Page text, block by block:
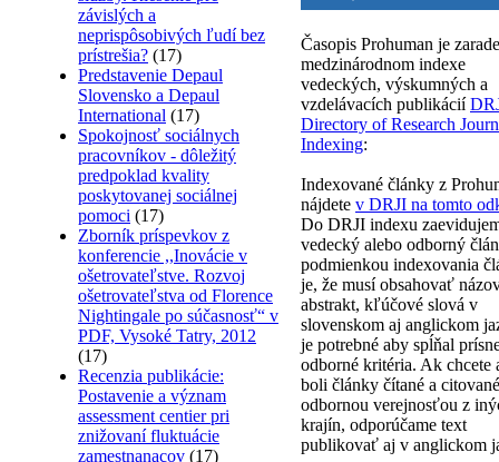
závislých a
neprispôsobivých ľudí bez
prístrešia? (17)
Predstavenie Depaul
Slovensko a Depaul
International (17)
Spokojnosť sociálnych
pracovníkov - dôležitý
predpoklad kvality
poskytovanej sociálnej
pomoci (17)
Zborník príspevkov z
konferencie ,,Inovácie v
ošetrovateľstve. Rozvoj
ošetrovateľstva od Florence
Nightingale po súčasnosť“ v
PDF, Vysoké Tatry, 2012
(17)
Recenzia publikácie:
Postavenie a význam
assessment centier pri
znižovaní fluktuácie
zamestnanacov (17)
Časopis Prohuman je
medzinárodnom indexe
vedeckých, výskumných a
vzdelávacích publikácií
Directory of Research
Indexing:
Indexované články z
nájdete v DRJI na tomto
Do DRJI indexu
vedecký alebo odborný
podmienkou indexovania
je, že musí obsahovať
abstrakt, kľúčové slová v
slovenskom aj anglickom
je potrebné aby spĺňal
odborné kritéria. Ak chcete
boli články čítané a citované
odbornou verejnosťou z
krajín, odporúčame text
publikovať aj v anglickom